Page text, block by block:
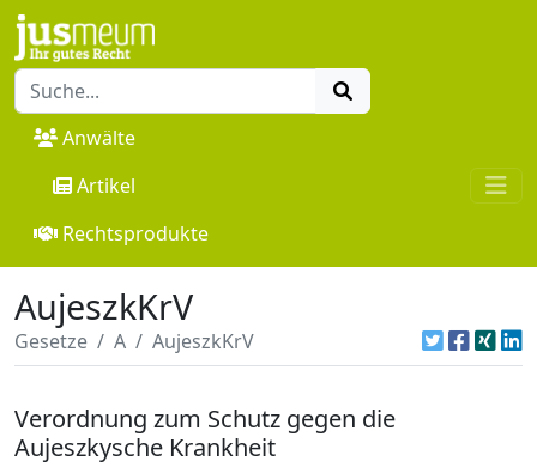
Anwälte
Artikel
Rechtsprodukte
AujeszkKrV
Gesetze A AujeszkKrV
Verordnung zum Schutz gegen die
Aujeszkysche Krankheit